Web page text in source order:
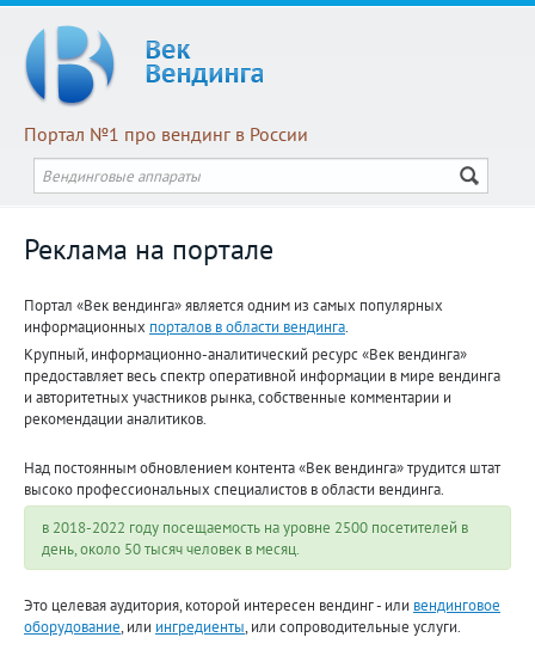
Портал №1 про вендинг в России
Реклама на портале
Портал «Век вендинга» является одним из самых популярных
информационных порталов в области вендинга.
Крупный, информационно-аналитический ресурс «Век вендинга»
предоставляет весь спектр оперативной информации в мире вендинга
и авторитетных участников рынка, собственные комментарии и
рекомендации аналитиков.
Над постоянным обновлением контента «Век вендинга» трудится штат
высоко профессиональных специалистов в области вендинга.
в 2018-2022 году посещаемость на уровне 2500 посетителей в
день, около 50 тысяч человек в месяц.
Это целевая аудитория, которой интересен вендинг - или вендинговое
оборудование, или ингредиенты, или сопроводительные услуги.